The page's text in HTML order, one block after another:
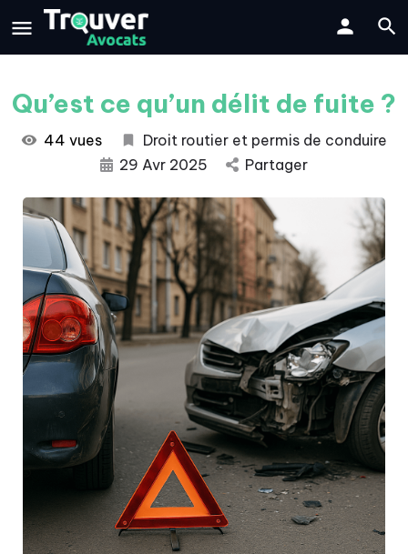
Qu’est ce qu’un délit de fuite ?
44 vues
Droit routier et permis de conduire
29 Avr 2025
Partager